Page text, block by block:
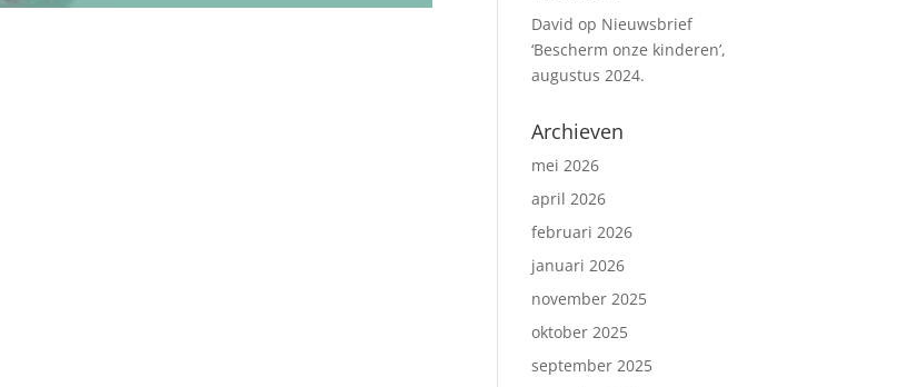
David op Nieuwsbrief
‘Bescherm onze kinderen’,
augustus 2024.
Archieven
mei 2026
april 2026
februari 2026
januari 2026
november 2025
oktober 2025
september 2025